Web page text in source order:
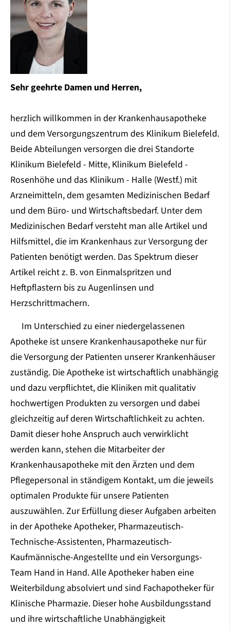
Sehr geehrte Damen und Herren,
herzlich willkommen in der Krankenhausapotheke
und dem Versorgungszentrum des Klinikum Bielefeld.
Beide Abteilungen versorgen die drei Standorte
Klinikum Bielefeld - Mitte, Klinikum Bielefeld -
Rosenhöhe und das Klinikum - Halle (Westf.) mit
Arzneimitteln, dem gesamten Medizinischen Bedarf
und dem Büro- und Wirtschaftsbedarf. Unter dem
Medizinischen Bedarf versteht man alle Artikel und
Hilfsmittel, die im Krankenhaus zur Versorgung der
Patienten benötigt werden. Das Spektrum dieser
Artikel reicht z. B. von Einmalspritzen und
Heftpflastern bis zu Augenlinsen und
Herzschrittmachern.
Im Unterschied zu einer niedergelassenen
Apotheke ist unsere Krankenhausapotheke nur für
die Versorgung der Patienten unserer Krankenhäuser
zuständig. Die Apotheke ist wirtschaftlich unabhängig
und dazu verpflichtet, die Kliniken mit qualitativ
hochwertigen Produkten zu versorgen und dabei
gleichzeitig auf deren Wirtschaftlichkeit zu achten.
Damit dieser hohe Anspruch auch verwirklicht
werden kann, stehen die Mitarbeiter der
Krankenhausapotheke mit den Ärzten und dem
Pflegepersonal in ständigem Kontakt, um die jeweils
optimalen Produkte für unsere Patienten
auszuwählen. Zur Erfüllung dieser Aufgaben arbeiten
in der Apotheke Apotheker, Pharmazeutisch-
Technische-Assistenten, Pharmazeutisch-
Kaufmännische-Angestellte und ein Versorgungs-
Team Hand in Hand. Alle Apotheker haben eine
Weiterbildung absolviert und sind Fachapotheker für
Klinische Pharmazie. Dieser hohe Ausbildungsstand
und ihre wirtschaftliche Unabhängigkeit